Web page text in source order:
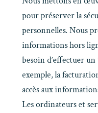
pour préserver la
personnelles. Nous
informations hors
besoin d’effectuer
exemple, la
accès aux
Les ordinateurs et